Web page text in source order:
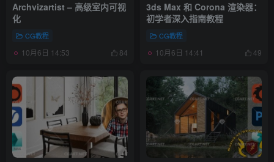
Archvizartist – 高级室内可视
化
CG教程
10月6日 14:53 84
3ds Max 和 Corona 渲染器：
初学者深入指南教程
CG教程
10月6日 14:41 49